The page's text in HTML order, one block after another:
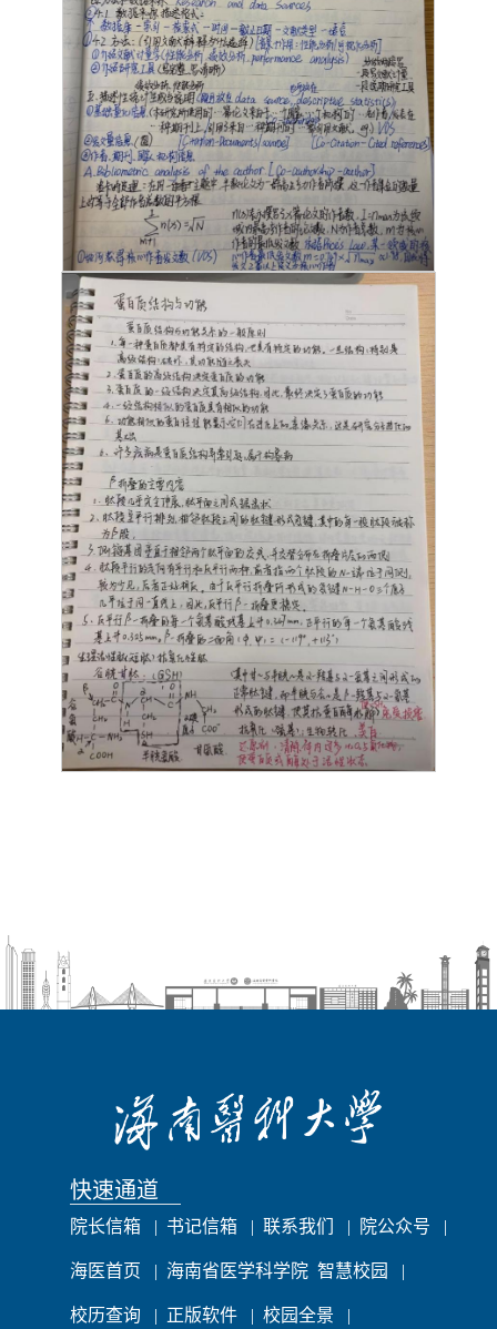
快速通道
院长信箱 | 书记信箱 | 联系我们 | 院公众号 |
海医首页 | 海南省医学科学院 智慧校园 |
校历查询 | 正版软件 | 校园全景 |